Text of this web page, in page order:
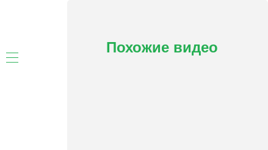
Похожие видео